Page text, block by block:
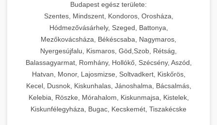
Budapest egész területe:
Szentes, Mindszent, Kondoros, Orosháza,
Hódmezővásárhely, Szeged, Battonya,
Mezőkovácsháza, Békéscsaba, Nagymaros,
Nyergesújfalu, Kismaros, Göd,Szob, Rétság,
Balassagyarmat, Romhány, Hollókő, Szécsény, Aszód,
Hatvan, Monor, Lajosmizse, Soltvadkert, Kiskőrös,
Kecel, Dusnok, Kiskunhalas, Jánoshalma, Bácsalmás,
Kelebia, Röszke, Mórahalom, Kiskunmajsa, Kistelek,
Kiskunfélegyháza, Bugac, Kecskemét, Tiszakécske